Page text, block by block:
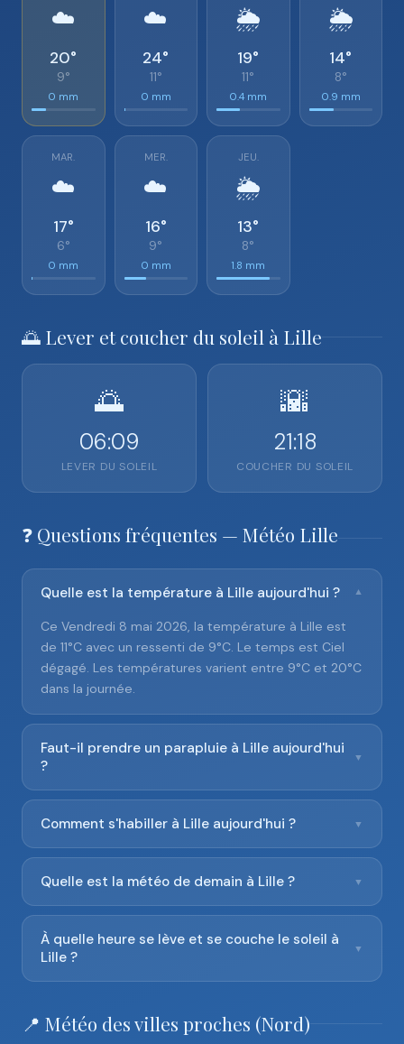
☁️
20°
9°
0 mm
☁️
24°
11°
0 mm
🌦️
19°
11°
0.4 mm
🌦️
14°
8°
0.9 mm
MAR.
☁️
17°
6°
0 mm
MER.
☁️
16°
9°
0 mm
JEU.
🌦️
13°
8°
1.8 mm
🌅 Lever et coucher du soleil à Lille
🌅
06:09
LEVER DU SOLEIL
🌇
21:18
COUCHER DU SOLEIL
❓ Questions fréquentes — Météo Lille
Quelle est la température à Lille aujourd'hui ? ▼
Ce Vendredi 8 mai 2026, la température à Lille est
de 11°C avec un ressenti de 9°C. Le temps est Ciel
dégagé. Les températures varient entre 9°C et 20°C
dans la journée.
Faut-il prendre un parapluie à Lille aujourd'hui
?
▼
Comment s'habiller à Lille aujourd'hui ? ▼
Quelle est la météo de demain à Lille ? ▼
À quelle heure se lève et se couche le soleil à
Lille ?
▼
📍 Météo des villes proches (Nord)